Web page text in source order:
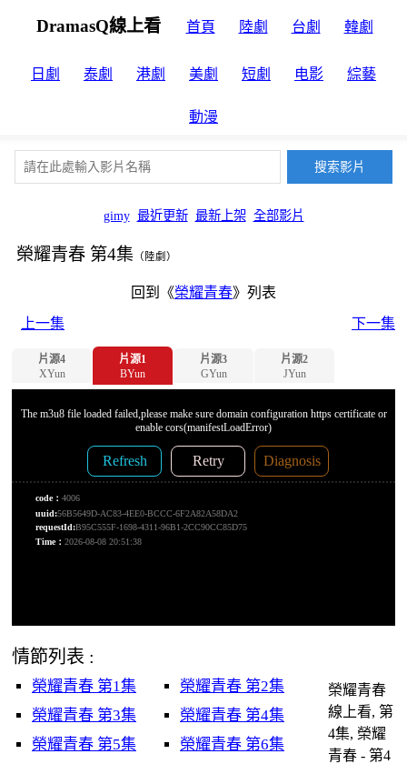
DramasQ線上看 首頁 陸劇 台劇 韓劇
日劇 泰劇 港劇 美劇 短劇 电影 綜藝
動漫
gimy 最近更新 最新上架 全部影片
榮耀青春 第4集 （陸劇）
回到《榮耀青春》列表
上一集
下一集
片源4
XYun
片源1
BYun
片源3
GYun
片源2
JYun
情節列表 :
榮耀青春 第1集
榮耀青春 第2集
榮耀青春 第3集
榮耀青春 第4集
榮耀青春 第5集
榮耀青春 第6集
榮耀青春
線上看, 第
4集, 榮耀
青春 - 第4